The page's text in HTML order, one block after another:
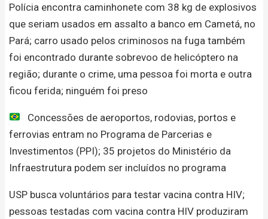
Polícia encontra caminhonete com 38 kg de explosivos
que seriam usados em assalto a banco em Cametá, no
Pará; carro usado pelos criminosos na fuga também
foi encontrado durante sobrevoo de helicóptero na
região; durante o crime, uma pessoa foi morta e outra
ficou ferida; ninguém foi preso
Concessões de aeroportos, rodovias, portos e
ferrovias entram no Programa de Parcerias e
Investimentos (PPI); 35 projetos do Ministério da
Infraestrutura podem ser incluídos no programa
USP busca voluntários para testar vacina contra HIV;
pessoas testadas com vacina contra HIV produziram